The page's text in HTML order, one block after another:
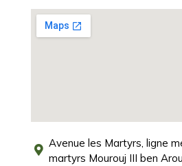
Avenue les Martyrs, ligne
martyrs Mourouj III ben